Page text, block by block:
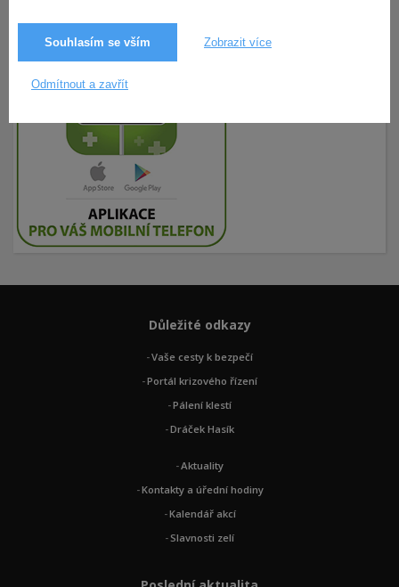
Souhlasím se vším Zobrazit více
Odmítnout a zavřít
Důležité odkazy
Vaše cesty k bezpečí
Portál krizového řízení
Pálení klestí
Dráček Hasík
Aktuality
Kontakty a úřední hodiny
Kalendář akcí
Slavnosti zelí